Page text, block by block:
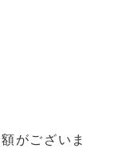
がございま